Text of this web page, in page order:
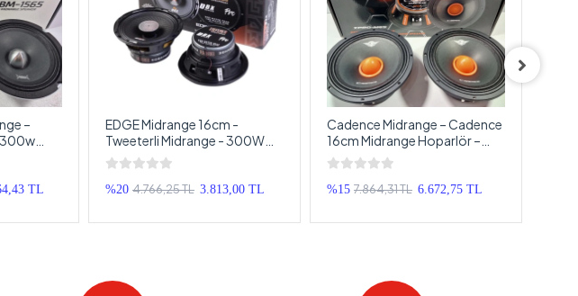
–
300w
TL
EDGE Midrange 16cm -
Tweeterli Midrange - 300W
150RMS EDGE 16cm Midrange
Hoparlör - EDGE PRO6X
Midrange 16cm
%20 4.766,25 TL 3.813,00 TL
Cadence Midrange – Cadence
16cm Midrange Hoparlör –
Cadence XPRO-M65 900w
Midrange
%15 7.864,31 TL 6.672,75 TL